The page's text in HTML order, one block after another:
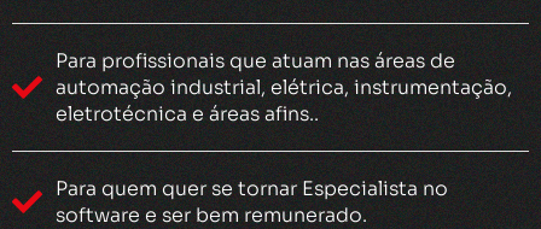
Para profissionais que atuam nas áreas de
automação industrial, elétrica, instrumentação,
eletrotécnica e áreas afins..
Para quem quer se tornar Especialista no
software e ser bem remunerado.